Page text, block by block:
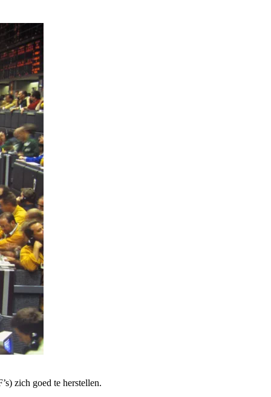
zich goed te herstellen.